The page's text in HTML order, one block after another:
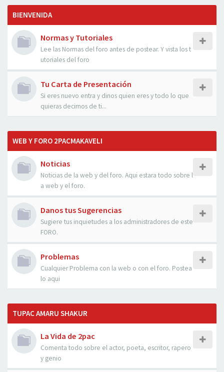
BIENVENIDA
Normas y Tutoriales
Lee las Normas del foro antes de postear. Y vista los t
utoriales del foro
Tu Carta de Presentación
Si eres nuevo entra y dinos quien eres y todo lo que
quieras decirnos de ti...
WEB Y FORO 2PACMAKAVELI
Noticias
Noticias de la web y del foro. Aqui estara todo sobre l
a web y el foro.
Danos tus Sugerencias
Sugiere tus inquietudes a los administradores de este
FORO.
Problemas
Cualquier Problema con la web o con el foro. Postea
lo aqui
TUPAC AMARU SHAKUR
La Vida de 2pac
Comenta todo sobre el actor, poeta, escritor, rapero
y genio